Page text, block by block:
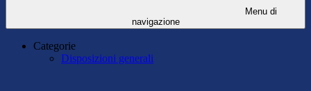
Menu di
navigazione
Categorie
Disposizioni generali